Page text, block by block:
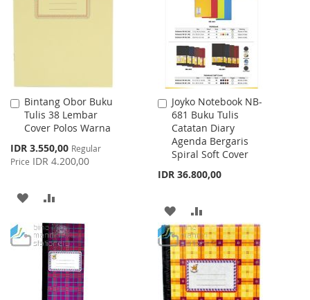
LIST
LIST
Bintang Obor Buku
Tulis 38 Lembar
Cover Polos Warna
Special
Price
IDR 3.550,00 Regular
Price IDR 4.200,00
Add
to
Cart
ADD
WISH
LIST
TO
COMPARE
Joyko Notebook NB-
681 Buku Tulis
Catatan Diary
Agenda Bergaris
Spiral Soft Cover
IDR 36.800,00
Add
to
Cart
ADD
TO
WISH
LIST
TO
COMPARE